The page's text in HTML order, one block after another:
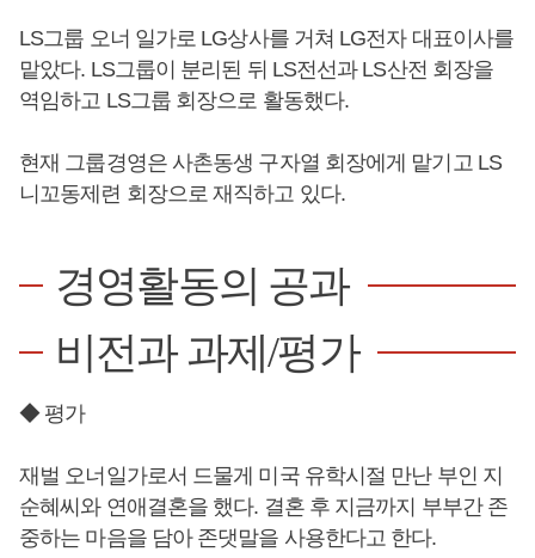
LS그룹 오너 일가로 LG상사를 거쳐 LG전자 대표이사를
맡았다. LS그룹이 분리된 뒤 LS전선과 LS산전 회장을
역임하고 LS그룹 회장으로 활동했다.
현재 그룹경영은 사촌동생 구자열 회장에게 맡기고 LS
니꼬동제련 회장으로 재직하고 있다.
경영활동의 공과
비전과 과제/평가
◆ 평가
재벌 오너일가로서 드물게 미국 유학시절 만난 부인 지
순혜씨와 연애결혼을 했다. 결혼 후 지금까지 부부간 존
중하는 마음을 담아 존댓말을 사용한다고 한다.